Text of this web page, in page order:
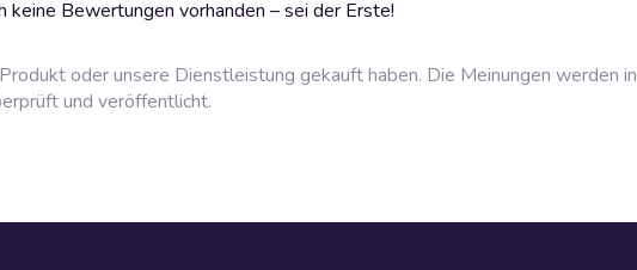
keine Bewertungen vorhanden – sei der Erste!
oder unsere Dienstleistung gekauft haben. Die Meinungen werden in
und veröffentlicht.